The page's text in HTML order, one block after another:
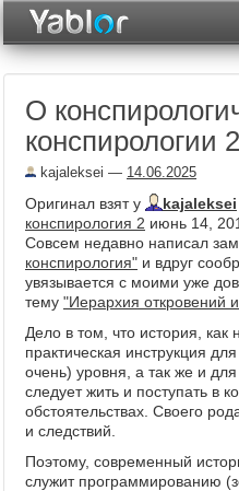
О
конспирологии
kajaleksei — 14.06.2025
Оригинал взят у kajaleksei
конспирология 2 июнь 14,
Совсем недавно написал
конспирология" и вдруг
увязывается с моими уже
тему "Иерархия откровений
Дело в том, что история, как
практическая инструкция
очень) уровня, а так же и
следует жить и поступать в
обстоятельствах. Своего
и следствий.
Поэтому, современный
служит программированию